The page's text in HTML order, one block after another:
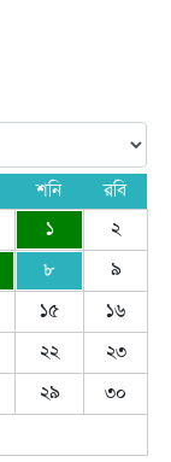
শনি
রবি
১
২
৮
৯
১৫
১৬
২২
২৩
২৯
৩০